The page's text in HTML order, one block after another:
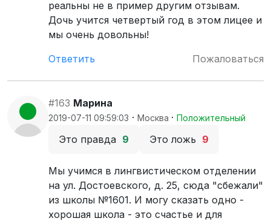
реальны не в пример другим отзывам.
Дочь учится четвертый год в этом лицее и
мы очень довольны!
Ответить
Пожаловаться
#163 Марина
2019-07-11 09:59:03 · Москва · Положительный
Это правда 9 Это ложь 9
Мы учимся в лингвистическом отделении
на ул. Достоевского, д. 25, сюда "сбежали"
из школы №1601. И могу сказать одно -
хорошая школа - это счастье и для